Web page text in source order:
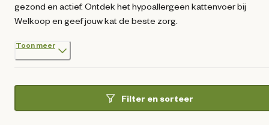
gezond en actief. Ontdek het hypoallergeen kattenvoer bij
Welkoop en geef jouw kat de beste zorg.
Toon meer
Filter en sorteer